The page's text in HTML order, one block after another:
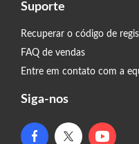
Suporte
Recuperar o código de
FAQ de vendas
Entre em contato com a
Siga-nos